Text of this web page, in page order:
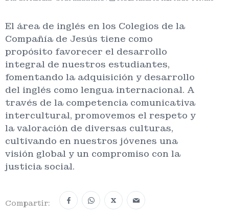
El área de inglés en los Colegios de la
Compañía de Jesús tiene como
propósito favorecer el desarrollo
integral de nuestros estudiantes,
fomentando la adquisición y desarrollo
del inglés como lengua internacional. A
través de la competencia comunicativa
intercultural, promovemos el respeto y
la valoración de diversas culturas,
cultivando en nuestros jóvenes una
visión global y un compromiso con la
justicia social.
Compartir: X